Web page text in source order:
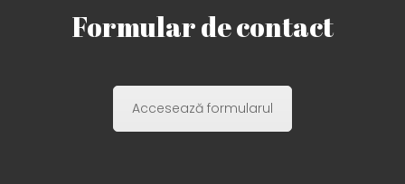
Formular de contact
Accesează formularul